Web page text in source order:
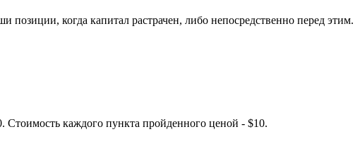
когда капитал растрачен, либо непосредственно перед этим.
Стоимость каждого пункта пройденного ценой - $10.